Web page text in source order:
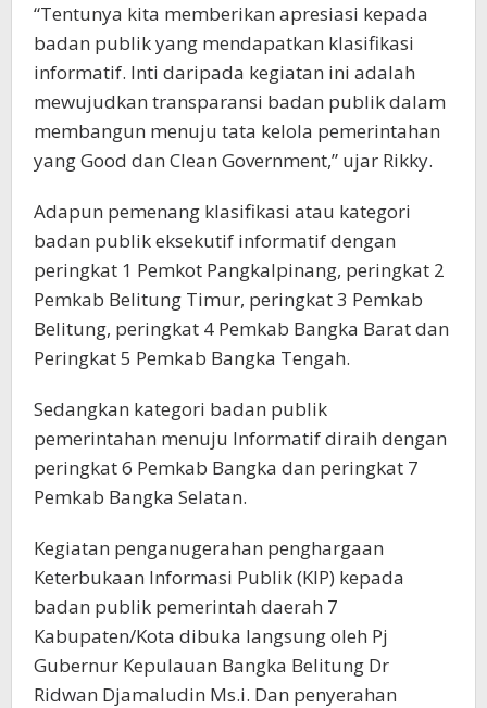
“Tentunya kita memberikan apresiasi kepada
badan publik yang mendapatkan klasifikasi
informatif. Inti daripada kegiatan ini adalah
mewujudkan transparansi badan publik dalam
membangun menuju tata kelola pemerintahan
yang Good dan Clean Government,” ujar Rikky.
Adapun pemenang klasifikasi atau kategori
badan publik eksekutif informatif dengan
peringkat 1 Pemkot Pangkalpinang, peringkat 2
Pemkab Belitung Timur, peringkat 3 Pemkab
Belitung, peringkat 4 Pemkab Bangka Barat dan
Peringkat 5 Pemkab Bangka Tengah.
Sedangkan kategori badan publik
pemerintahan menuju Informatif diraih dengan
peringkat 6 Pemkab Bangka dan peringkat 7
Pemkab Bangka Selatan.
Kegiatan penganugerahan penghargaan
Keterbukaan Informasi Publik (KIP) kepada
badan publik pemerintah daerah 7
Kabupaten/Kota dibuka langsung oleh Pj
Gubernur Kepulauan Bangka Belitung Dr
Ridwan Djamaludin Ms.i. Dan penyerahan